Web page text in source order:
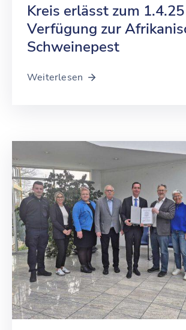
Kreis erlässt zum
Verfügung zur
Schweinepest
Weiterlesen